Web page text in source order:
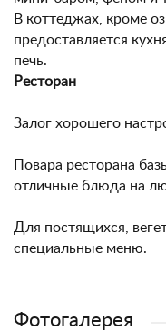
В коттеджах, кроме
предоставляется
печь.
Ресторан
Залог хорошего
Повара ресторана
отличные блюда на
Для постящихся,
специальные меню.
Фотогалерея